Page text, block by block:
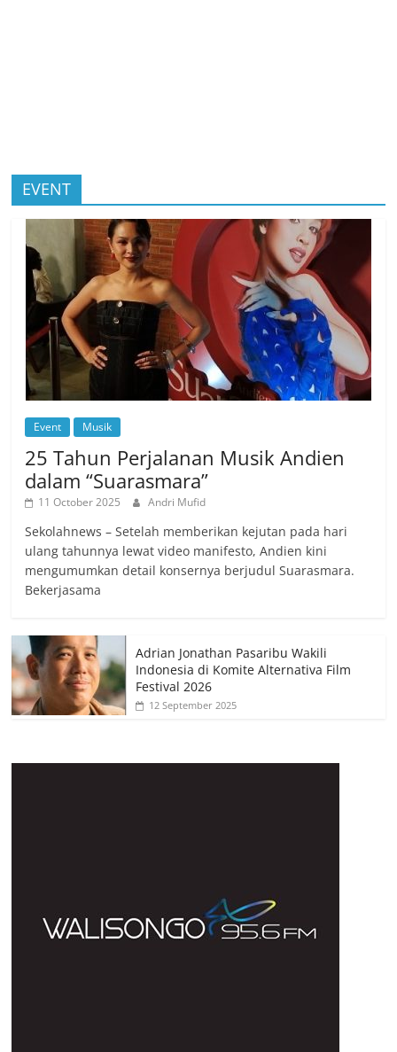
EVENT
Event Musik
25 Tahun Perjalanan Musik Andien
dalam “Suarasmara”
11 October 2025 Andri Mufid
Sekolahnews – Setelah memberikan kejutan pada hari
ulang tahunnya lewat video manifesto, Andien kini
mengumumkan detail konsernya berjudul Suarasmara.
Bekerjasama
Adrian Jonathan Pasaribu Wakili
Indonesia di Komite Alternativa Film
Festival 2026
12 September 2025